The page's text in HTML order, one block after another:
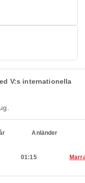
V:s internationella
Anländer
01:15